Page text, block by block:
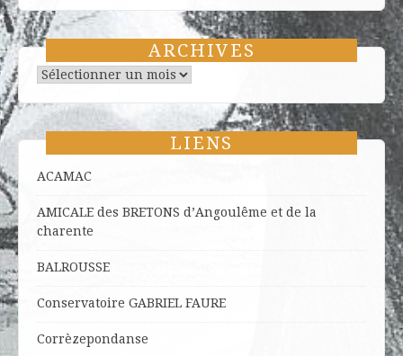
ARCHIVES
Archives
LIENS
ACAMAC
AMICALE des BRETONS d’Angoulême et de la
charente
BALROUSSE
Conservatoire GABRIEL FAURE
Corrèzepondanse